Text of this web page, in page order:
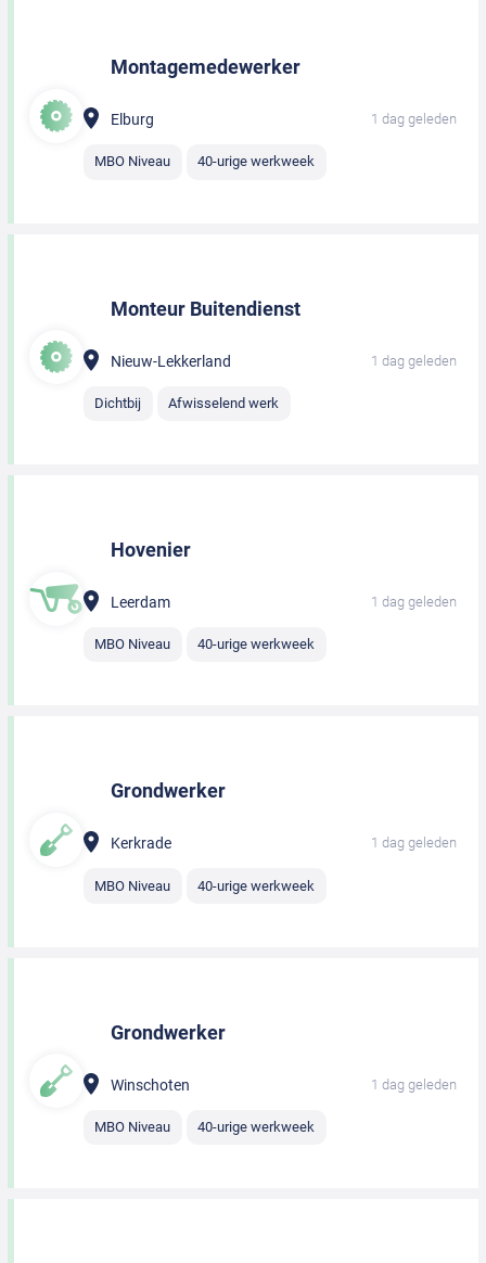
Montagemedewerker
Elburg 1 dag geleden
MBO Niveau 40-urige werkweek
Monteur Buitendienst
Nieuw-Lekkerland 1 dag geleden
Dichtbij Afwisselend werk
Hovenier
Leerdam 1 dag geleden
MBO Niveau 40-urige werkweek
Grondwerker
Kerkrade 1 dag geleden
MBO Niveau 40-urige werkweek
Grondwerker
Winschoten 1 dag geleden
MBO Niveau 40-urige werkweek